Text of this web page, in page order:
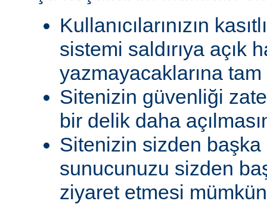
Kullanıcılarınızın
sistemi saldırıya açık
yazmayacaklarına
Sitenizin güvenliği
bir delik daha
Sitenizin sizden başka
sunucunuzu sizden
ziyaret etmesi